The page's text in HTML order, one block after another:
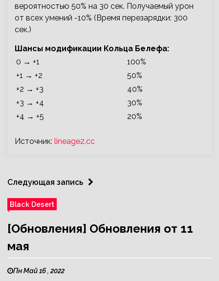
вероятностью 50% на 30 сек. Получаемый урон
от всех умений -10% (Время перезарядки: 300
сек.)
Шансы модификации Кольца Белефа:
0 → +1
100%
+1 → +2
50%
+2 → +3
40%
+3 → +4
30%
+4 → +5
20%
Источник: lineage2.cc
Следующая запись
Black Desert
[Обновления] Обновления от 11
мая
Пн Май 16 , 2022